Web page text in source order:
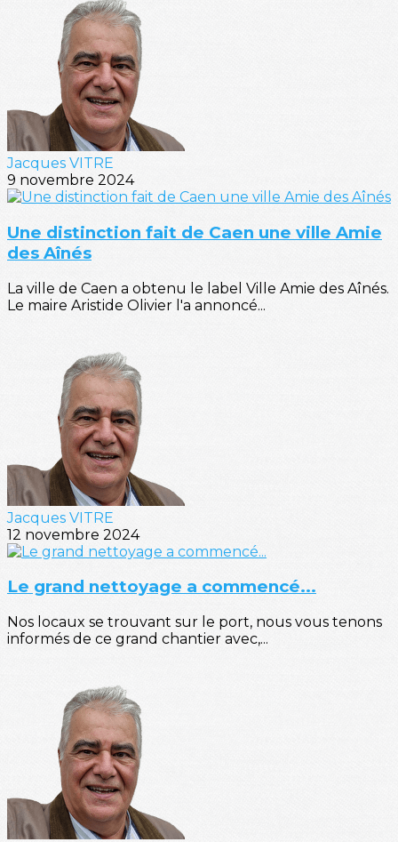
Jacques VITRE
9 novembre 2024
Une distinction fait de Caen une ville Amie
des Aînés
La ville de Caen a obtenu le label Ville Amie des Aînés.
Le maire Aristide Olivier l'a annoncé...
Jacques VITRE
12 novembre 2024
Le grand nettoyage a commencé...
Nos locaux se trouvant sur le port, nous vous tenons
informés de ce grand chantier avec,...